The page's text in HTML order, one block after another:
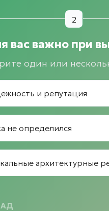
2
вас важно при
один или
и репутация
не определился
архитектурные